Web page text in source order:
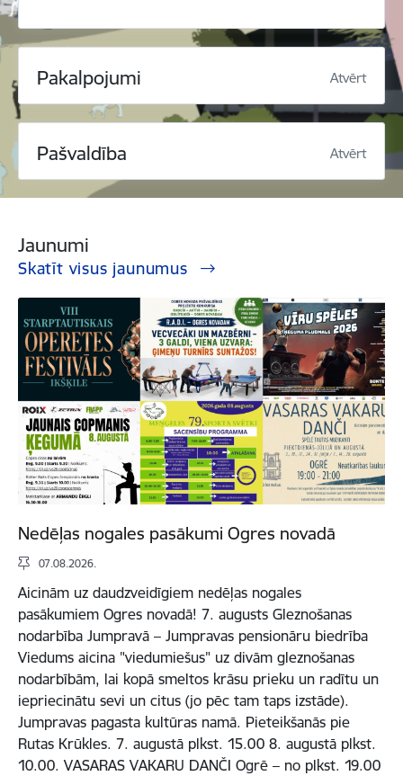
Pakalpojumi Atvērt
Pašvaldība Atvērt
Jaunumi
Skatīt visus jaunumus
Nedēļas nogales pasākumi Ogres novadā
07.08.2026.
Aicinām uz daudzveidīgiem nedēļas nogales
pasākumiem Ogres novadā! 7. augusts Gleznošanas
nodarbība Jumpravā – Jumpravas pensionāru biedrība
Viedums aicina "viedumiešus" uz divām gleznošanas
nodarbībām, lai kopā smeltos krāsu prieku un radītu un
iepriecinātu sevi un citus (jo pēc tam taps izstāde).
Jumpravas pagasta kultūras namā. Pieteikšanās pie
Rutas Krūkles. 7. augustā plkst. 15.00 8. augustā plkst.
10.00. VASARAS VAKARU DANČI Ogrē – no plkst. 19.00